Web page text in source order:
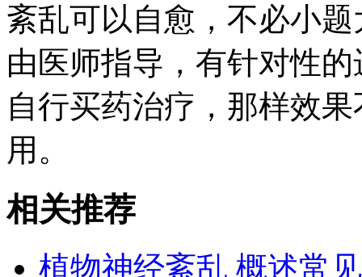
紊乱可以自愈，不必小
由医师指导，有针对性
自行买药治疗，那样效
用。
相关推荐
植物神经紊乱 概述常